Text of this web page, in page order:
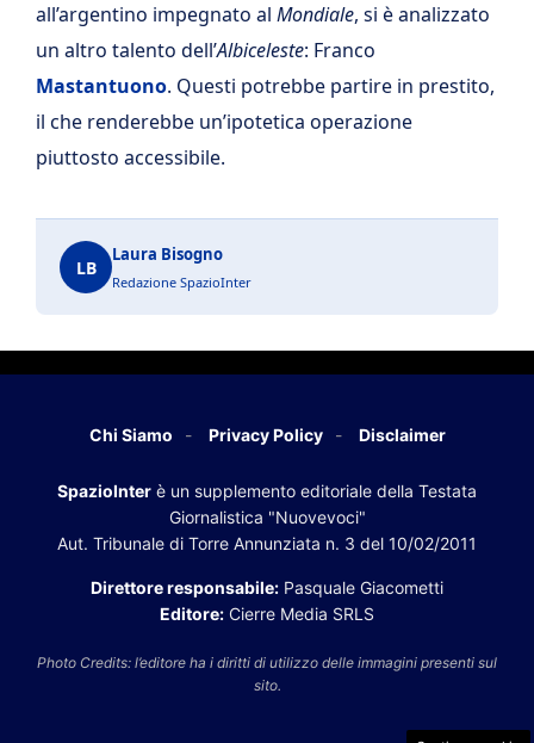
all’argentino impegnato al Mondiale, si è analizzato
un altro talento dell’Albiceleste: Franco
Mastantuono. Questi potrebbe partire in prestito,
il che renderebbe un’ipotetica operazione
piuttosto accessibile.
LB
Laura Bisogno
Redazione SpazioInter
Chi Siamo Privacy Policy Disclaimer
SpazioInter è un supplemento editoriale della Testata
Giornalistica "Nuovevoci"
Aut. Tribunale di Torre Annunziata n. 3 del 10/02/2011
Direttore responsabile: Pasquale Giacometti
Editore: Cierre Media SRLS
Photo Credits: l’editore ha i diritti di utilizzo delle immagini presenti sul
sito.